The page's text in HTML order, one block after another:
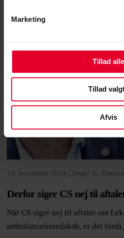
Marketing
Tillad alle
Tillad
Afvis
19. november 2024 | Jesper K.
Derfor siger CS nej til
Når CS siger nej til aftaler om
ambulanceberedskab, er det